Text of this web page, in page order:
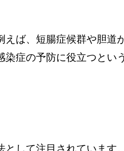
えば、短腸症候群や胆道
症の予防に役立つとい
として注目されています